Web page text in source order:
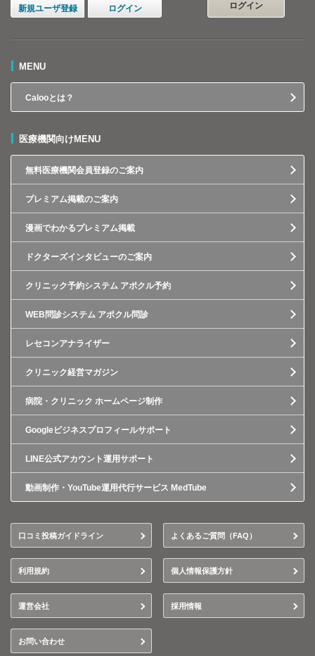
新規ユーザ登録 ログイン
ログイン
MENU
Calooとは？
医療機関向けMENU
無料医療機関会員登録のご案内
プレミアム掲載のご案内
漫画でわかるプレミアム掲載
ドクターズインタビューのご案内
クリニック予約システム アポクル予約
WEB問診システム アポクル問診
レセコンアナライザー
クリニック経営マガジン
病院・クリニック ホームページ制作
Googleビジネスプロフィールサポート
LINE公式アカウント運用サポート
動画制作・YouTube運用代行サービス MedTube
口コミ投稿ガイドライン よくあるご質問（FAQ）
利用規約 個人情報保護方針
運営会社 採用情報
お問い合わせ